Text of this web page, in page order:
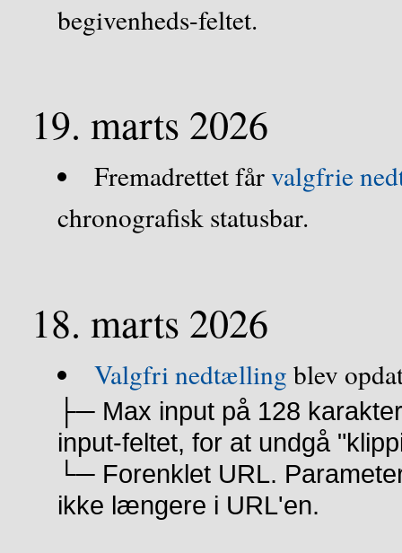
begivenheds-feltet.
19. marts 2026
Fremadrettet fårvalgfrie
chronografisk statusbar.
18. marts 2026
Valgfri nedtælling blev
├─ Max input på 128
input-feltet, for at undgå
└─ Forenklet URL.
ikke længere i URL'en.